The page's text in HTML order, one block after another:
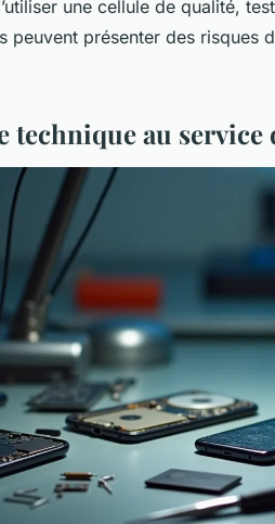
une cellule de qualité,
peuvent présenter des risques
technique au